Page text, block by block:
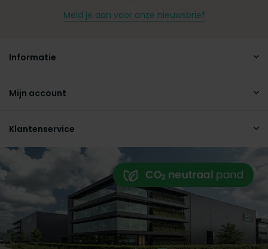
Meld je aan voor onze nieuwsbrief
Informatie
Mijn account
Klantenservice